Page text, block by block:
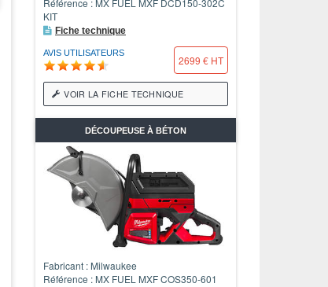
KIT
Fiche technique
AVIS UTILISATEURS
2699 € HT
VOIR LA FICHE TECHNIQUE
DÉCOUPEUSE À BÉTON
Fabricant : Milwaukee
Référence : MX FUEL MXF COS350-601